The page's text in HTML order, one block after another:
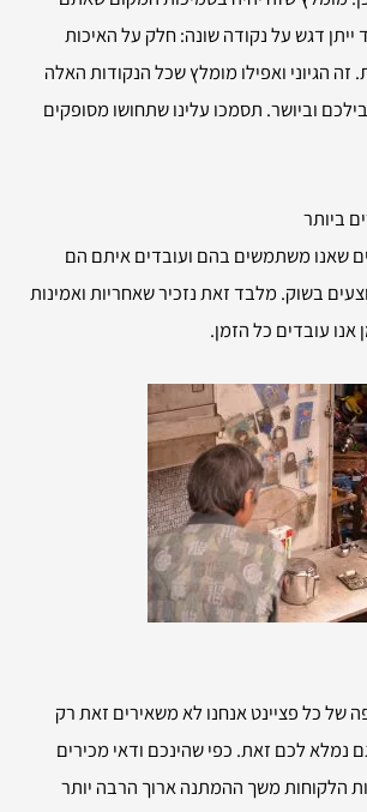
דגש על נקודה שונה: חלק על האיכות
זה הגיוני ואפילו מומלץ שכל הנקודות האלה
וביושר. תסמכו עלינו שתחושו מסופקים
ביותר
שאנו משתמשים בהם ועובדים איתם הם
בשוק. מלבד זאת נזכיר שאחריות ואמינות
אנו עובדים כל הזמן.
של כל פציינט אנחנו לא משאירים זאת רק
נמלא לכם זאת. כפי שהינכם ודאי מכירים
הלקוחות משך ההמתנה ארוך הרבה יותר